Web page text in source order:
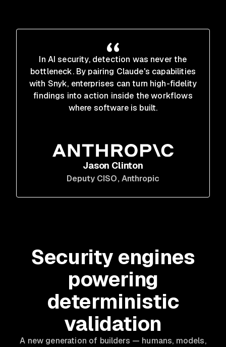
In AI security, detection was never the
bottleneck. By pairing Claude's capabilities
with Snyk, enterprises can turn high-fidelity
findings into action inside the workflows
where software is built.
Jason Clinton
Deputy CISO, Anthropic
Security engines
powering
deterministic
validation
A new generation of builders — humans, models,